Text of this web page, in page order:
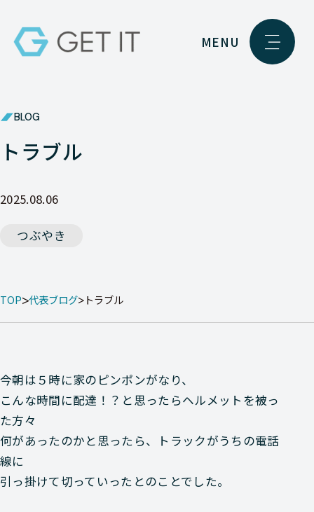
MENU
BLOG
トラブル
2025.08.06
つぶやき
TOP 代表ブログ トラブル
今朝は５時に家のピンポンがなり、
こんな時間に配達！？と思ったらヘルメットを被っ
た方々
何があったのかと思ったら、トラックがうちの電話
線に
引っ掛けて切っていったとのことでした。